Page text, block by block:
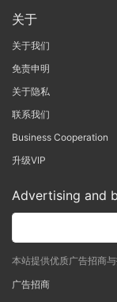
关于
关于我们
免责申明
关于隐私
联系我们
Business Cooperation
升级VIP
Advertising and
本站提供优质广告招商
广告招商